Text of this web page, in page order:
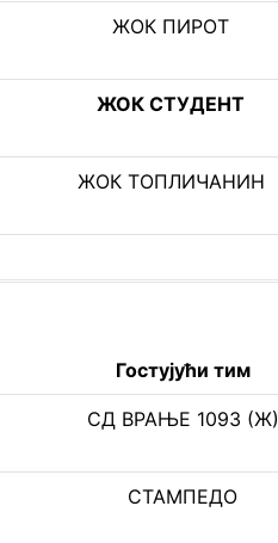
ЖОК ПИРОТ
ЖОК СТУДЕНТ
ЖОК ТОПЛИЧАНИН
Гостујући тим
СД ВРАЊЕ 1093 (Ж)
СТАМПЕДО